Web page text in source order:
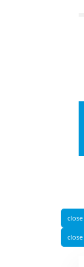
close
close